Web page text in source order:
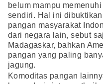
belum mampu
sendiri. Hal ini
pangan masyarakat
dari negara lain, sebut
Madagaskar, bahkan
pangan yang paling
jagung.
Komoditas pangan